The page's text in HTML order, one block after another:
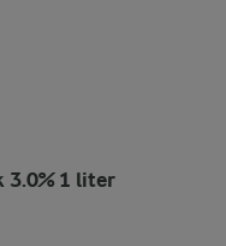
1 liter